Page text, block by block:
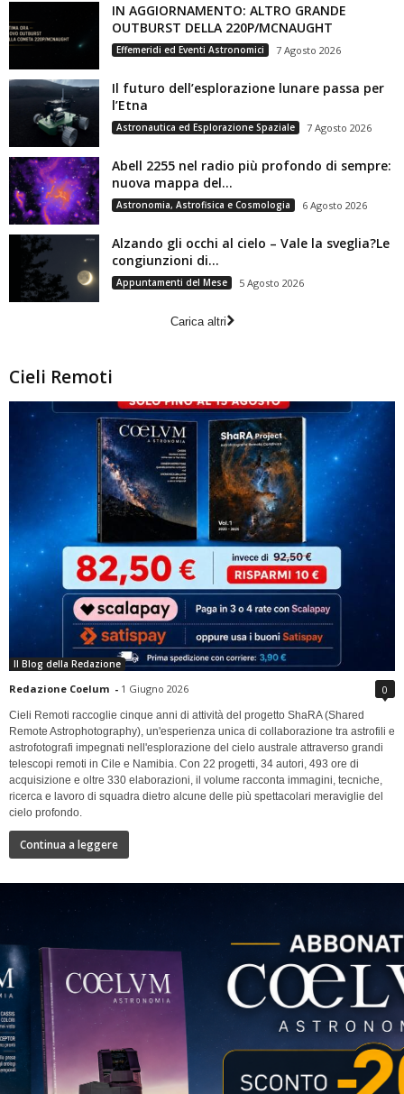
IN AGGIORNAMENTO: ALTRO GRANDE
OUTBURST DELLA 220P/MCNAUGHT
Effemeridi ed Eventi Astronomici 7 Agosto 2026
Il futuro dell’esplorazione lunare passa per
l’Etna
Astronautica ed Esplorazione Spaziale 7 Agosto 2026
Abell 2255 nel radio più profondo di sempre:
nuova mappa del...
Astronomia, Astrofisica e Cosmologia 6 Agosto 2026
Alzando gli occhi al cielo – Vale la sveglia?Le
congiunzioni di...
Appuntamenti del Mese 5 Agosto 2026
Carica altri
Cieli Remoti
Il Blog della Redazione
Redazione Coelum - 1 Giugno 2026 0
Cieli Remoti raccoglie cinque anni di attività del progetto ShaRA (Shared
Remote Astrophotography), un'esperienza unica di collaborazione tra astrofili e
astrofotografi impegnati nell'esplorazione del cielo australe attraverso grandi
telescopi remoti in Cile e Namibia. Con 22 progetti, 34 autori, 493 ore di
acquisizione e oltre 330 elaborazioni, il volume racconta immagini, tecniche,
ricerca e lavoro di squadra dietro alcune delle più spettacolari meraviglie del
cielo profondo.
Continua a leggere